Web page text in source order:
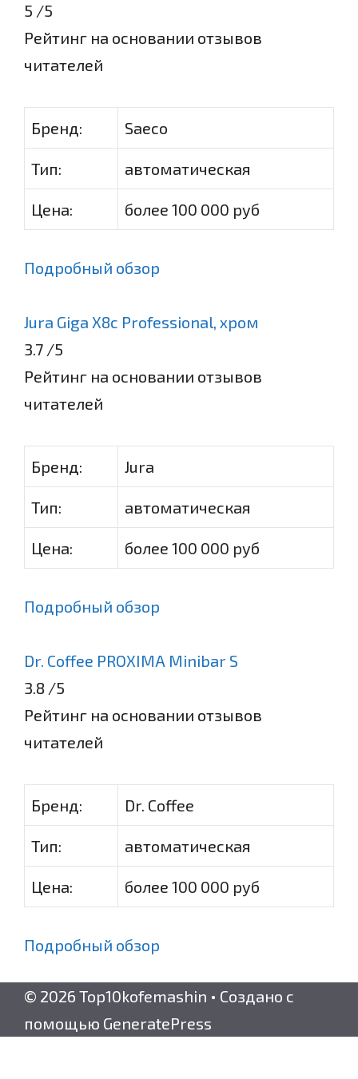
5 /5
Рейтинг на основании отзывов
читателей
Бренд: Saeco
Тип: автоматическая
Цена: более 100 000 руб
Подробный обзор
Jura Giga X8c Professional, хром
3.7 /5
Рейтинг на основании отзывов
читателей
Бренд: Jura
Тип: автоматическая
Цена: более 100 000 руб
Подробный обзор
Dr. Coffee PROXIMA Minibar S
3.8 /5
Рейтинг на основании отзывов
читателей
Бренд: Dr. Coffee
Тип: автоматическая
Цена: более 100 000 руб
Подробный обзор
© 2026 Top10kofemashin • Создано с
помощью GeneratePress